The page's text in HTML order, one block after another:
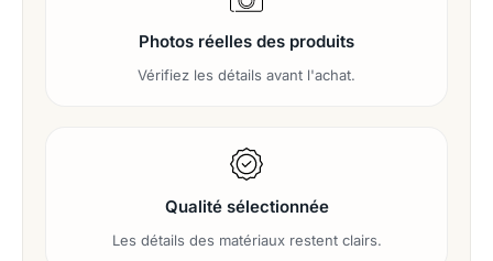
Photos réelles des produits
Vérifiez les détails avant l'achat.
Qualité sélectionnée
Les détails des matériaux restent clairs.